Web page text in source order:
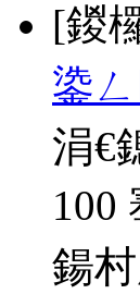
[鍐
鍌
涓€
100
鍚